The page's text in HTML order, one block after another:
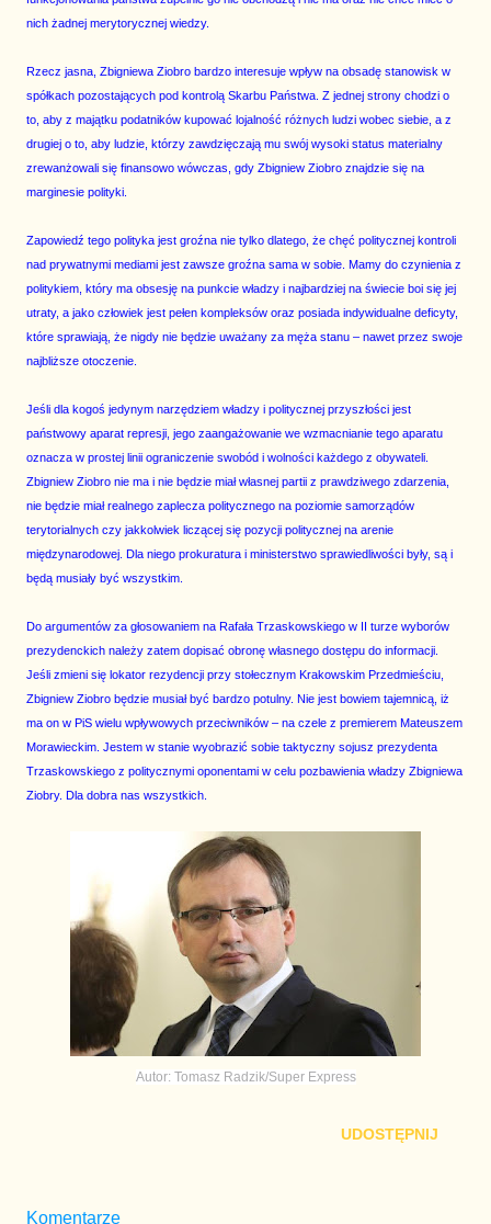
nich żadnej merytorycznej wiedzy.
Rzecz jasna, Zbigniewa Ziobro bardzo interesuje wpływ na obsadę stanowisk w
spółkach pozostających pod kontrolą Skarbu Państwa. Z jednej strony chodzi o
to, aby z majątku podatników kupować lojalność różnych ludzi wobec siebie, a z
drugiej o to, aby ludzie, którzy zawdzięczają mu swój wysoki status materialny
zrewanżowali się finansowo wówczas, gdy Zbigniew Ziobro znajdzie się na
marginesie polityki.
Zapowiedź tego polityka jest groźna nie tylko dlatego, że chęć politycznej kontroli
nad prywatnymi mediami jest zawsze groźna sama w sobie. Mamy do czynienia z
politykiem, który ma obsesję na punkcie władzy i najbardziej na świecie boi się jej
utraty, a jako człowiek jest pełen kompleksów oraz posiada indywidualne deficyty,
które sprawiają, że nigdy nie będzie uważany za męża stanu – nawet przez swoje
najbliższe otoczenie.
Jeśli dla kogoś jedynym narzędziem władzy i politycznej przyszłości jest
państwowy aparat represji, jego zaangażowanie we wzmacnianie tego aparatu
oznacza w prostej linii ograniczenie swobód i wolności każdego z obywateli.
Zbigniew Ziobro nie ma i nie będzie miał własnej partii z prawdziwego zdarzenia,
nie będzie miał realnego zaplecza politycznego na poziomie samorządów
terytorialnych czy jakkolwiek liczącej się pozycji politycznej na arenie
międzynarodowej. Dla niego prokuratura i ministerstwo sprawiedliwości były, są i
będą musiały być wszystkim.
Do argumentów za głosowaniem na Rafała Trzaskowskiego w II turze wyborów
prezydenckich należy zatem dopisać obronę własnego dostępu do informacji.
Jeśli zmieni się lokator rezydencji przy stołecznym Krakowskim Przedmieściu,
Zbigniew Ziobro będzie musiał być bardzo potulny. Nie jest bowiem tajemnicą, iż
ma on w PiS wielu wpływowych przeciwników – na czele z premierem Mateuszem
Morawieckim. Jestem w stanie wyobrazić sobie taktyczny sojusz prezydenta
Trzaskowskiego z politycznymi oponentami w celu pozbawienia władzy Zbigniewa
Ziobry. Dla dobra nas wszystkich.
Autor: Tomasz Radzik/Super Express
UDOSTĘPNIJ
Komentarze